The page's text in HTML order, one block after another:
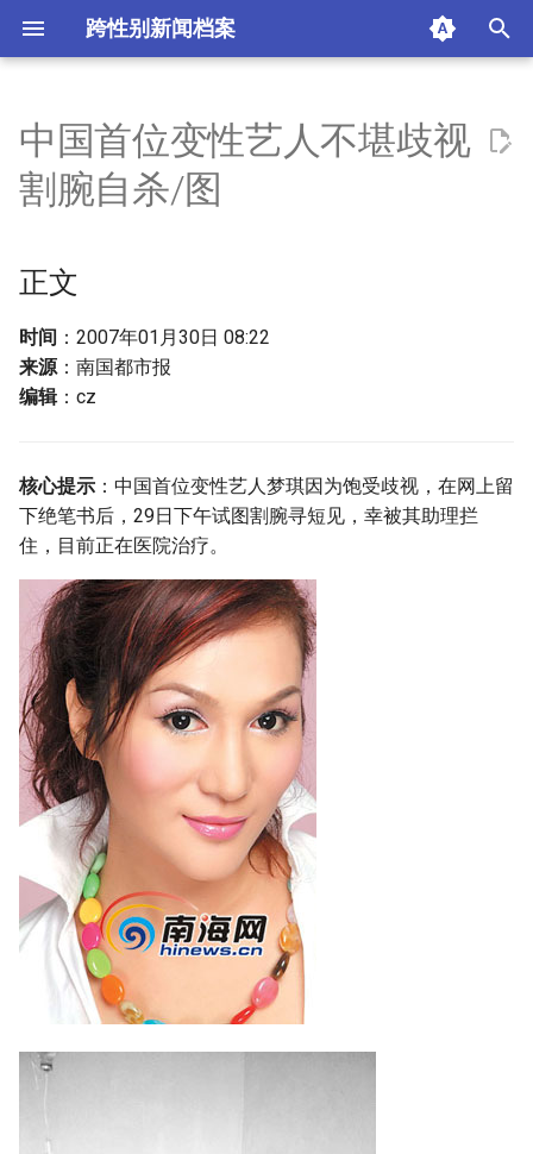
跨性别新闻档案
t
a
l
i
n
g
a
r
c
正文
附加信息 [Processed Page
中国首位变性艺人不堪歧视
割腕自杀/图
正文
时间 ：2007年01月30日 08:22
来源：南国都市报
编辑：cz
核心提示 ：中国首位变性艺人梦琪因为饱受歧视，在网上留
下绝笔书后，29日下午试图割腕寻短见，幸被其助理拦
住，目前正在医院治疗。